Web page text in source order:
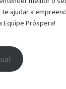
ajudar a
Equipe Próspera!